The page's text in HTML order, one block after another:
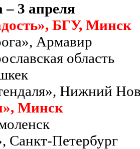
– 3 апреля
БГУ, Минск
Армавир
область
Нижний
Минск
Санкт-Петербург